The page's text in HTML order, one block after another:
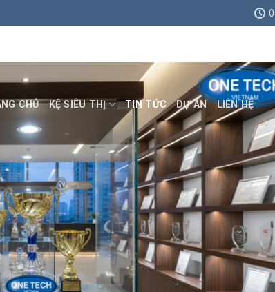
CHỦ KỆ SIÊU THỊ TIN TỨC DỰ ÁN LIÊN HỆ
mẫu rẻ, bền, đẹp tại Lâm